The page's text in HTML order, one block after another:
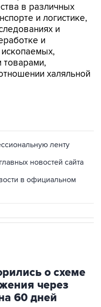
в различных
и логистике,
и
и
товарами,
халяльной
ленту
новостей сайта
в официальном
о схеме
через
60 дней